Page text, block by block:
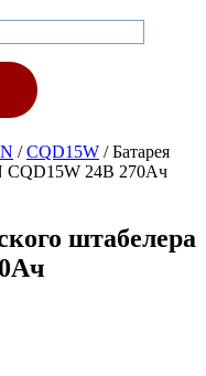
/CQD15W /Батарея
CQD15W 24В 270Ач
штабелера